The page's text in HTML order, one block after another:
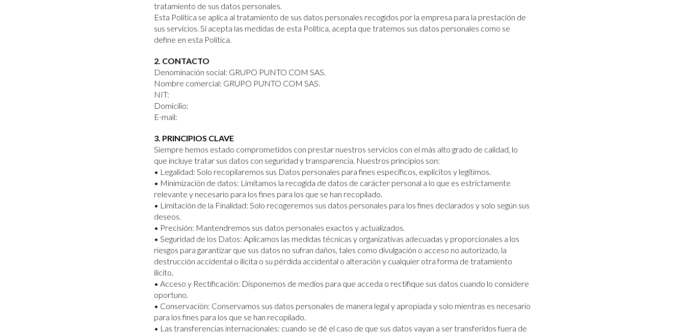
tratamiento de sus datos personales.
Esta Política se aplica al tratamiento de sus datos personales recogidos por la empresa para la prestación de
sus servicios. Si acepta las medidas de esta Política, acepta que tratemos sus datos personales como se
define en esta Política.
2. CONTACTO
Denominación social: GRUPO PUNTO COM SAS.
Nombre comercial: GRUPO PUNTO COM SAS.
NIT:
Domicilio:
E-mail:
3. PRINCIPIOS CLAVE
Siempre hemos estado comprometidos con prestar nuestros servicios con el más alto grado de calidad, lo
que incluye tratar sus datos con seguridad y transparencia. Nuestros principios son:
• Legalidad: Solo recopilaremos sus Datos personales para fines específicos, explícitos y legítimos.
• Minimización de datos: Limitamos la recogida de datos de carácter personal a lo que es estrictamente
relevante y necesario para los fines para los que se han recopilado.
• Limitación de la Finalidad: Solo recogeremos sus datos personales para los fines declarados y solo según sus
deseos.
• Precisión: Mantendremos sus datos personales exactos y actualizados.
• Seguridad de los Datos: Aplicamos las medidas técnicas y organizativas adecuadas y proporcionales a los
riesgos para garantizar que sus datos no sufran daños, tales como divulgación o acceso no autorizado, la
destrucción accidental o ilícita o su pérdida accidental o alteración y cualquier otra forma de tratamiento
ilícito.
• Acceso y Rectificación: Disponemos de medios para que acceda o rectifique sus datos cuando lo considere
oportuno.
• Conservación: Conservamos sus datos personales de manera legal y apropiada y solo mientras es necesario
para los fines para los que se han recopilado.
• Las transferencias internacionales: cuando se dé el caso de que sus datos vayan a ser transferidos fuera de